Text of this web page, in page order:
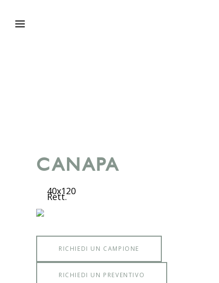
CANAPA
40x120
Rett.
RICHIEDI UN CAMPIONE
RICHIEDI UN PREVENTIVO